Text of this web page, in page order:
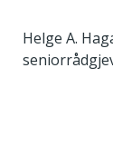
Helge A.